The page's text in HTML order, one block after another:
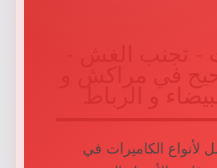
الغش -
مراكش و
الرباط
في